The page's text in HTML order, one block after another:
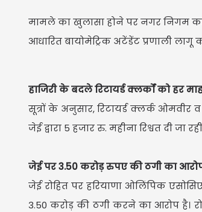
मामले का खुलासा होने पर नगर निगम
आधारित बायोमेट्रिक अटेंडेंट प्रणाली लागू
हाजिरी के बदले रिटायर्ड क्लर्कों को हर
सूत्रों के अनुसार, रिटायर्ड क्लर्क ओमवीर
जेई द्वारा 5 हजार रु. महीना रिश्वत दी
जेई पर 3.50 करोड़ रुपए की ठगी का
जेई रोहित पर हरियाणा ओलिंपिक
3.50 करोड़ की ठगी करने का आरोप है।